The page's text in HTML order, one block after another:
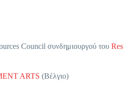
Council συνδημιουργού του
ARTS (Βέλγιο)